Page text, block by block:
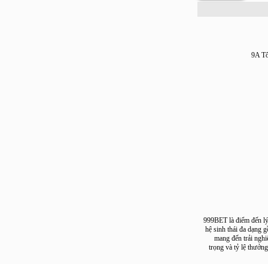
999BET là điểm
hệ sinh thái đa
mang đến trải
trọng và tỷ lệ